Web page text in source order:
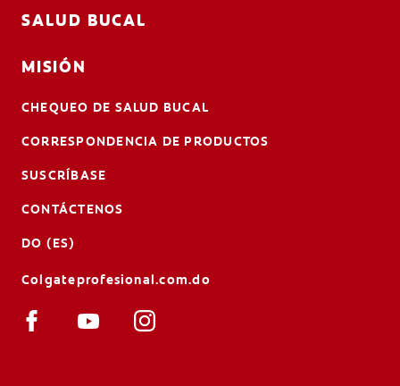
SALUD BUCAL
MISIÓN
CHEQUEO DE SALUD BUCAL
CORRESPONDENCIA DE PRODUCTOS
SUSCRÍBASE
CONTÁCTENOS
DO (ES)
Colgateprofesional.com.do